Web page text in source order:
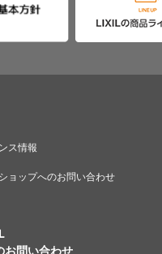
ス情報
ョップへのお問い合わせ
お問い合わせ